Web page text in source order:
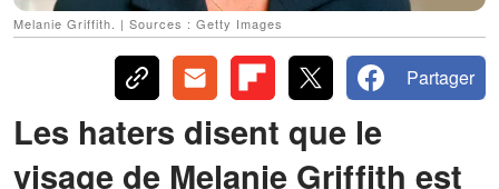
Melanie Griffith. | Sources : Getty Images
Partager
Les haters disent que le
visage de Melanie Griffith est